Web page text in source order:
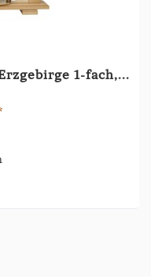
1-fach,...